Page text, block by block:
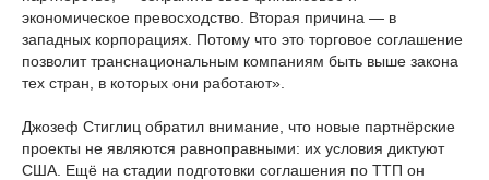
экономическое превосходство. Вторая причина — в
западных корпорациях. Потому что это торговое соглашение
позволит транснациональным компаниям быть выше закона
тех стран, в которых они работают».
Джозеф Стиглиц обратил внимание, что новые партнёрские
проекты не являются равноправными: их условия диктуют
США. Ещё на стадии подготовки соглашения по ТТП он